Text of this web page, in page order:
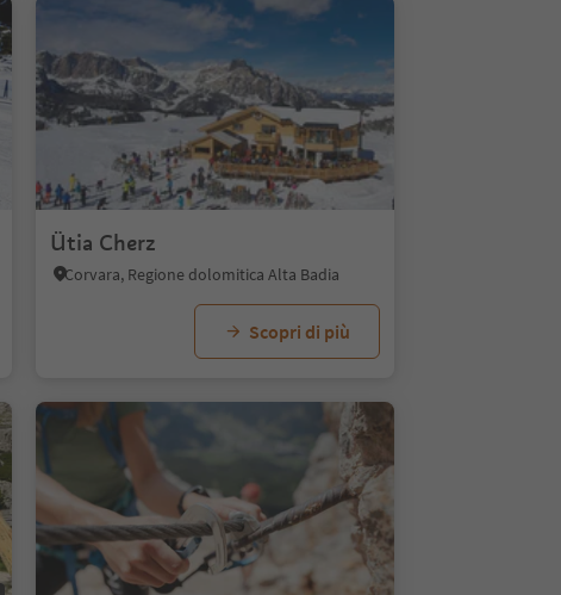
Ütia Cherz
Corvara, Regione dolomitica Alta Badia
Scopri di più